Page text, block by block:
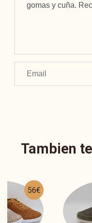
Tambien
56€